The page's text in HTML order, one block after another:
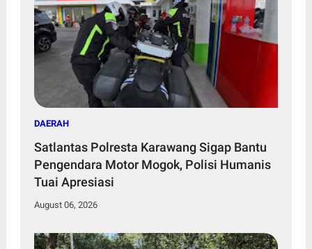
DAERAH
Satlantas Polresta Karawang Sigap Bantu
Pengendara Motor Mogok, Polisi Humanis
Tuai Apresiasi
August 06, 2026